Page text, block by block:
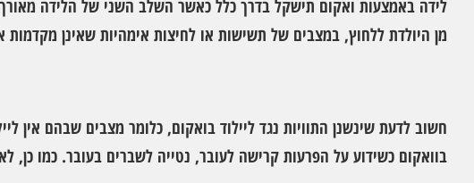
לידה באמצעות ואקום תישקל בדרך כלל כאשר השלב השני של הלידה
מן היולדת ללחוץ, במצבים של תשישות או לחיצות אימהיות שאינן מקדמות
חשוב לדעת שינשנן התוויות נגד ליילוד בואקום, כלומר מצבים שבהם
בוואקום כשידוע על הפרעות קרישה לעובר, נטייה לשברים בעובר. כמו כן, לא